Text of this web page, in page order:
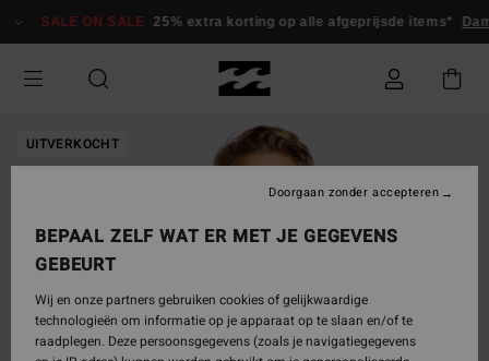
naar
SALE ON SALE 25% extra korting op alle afgeprijsde items*
UITVERKOCHT
BEPAAL ZELF WAT ER MET JE GEGEVENS
GEBEURT
Wij en onze partners gebruiken cookies of gelijkwaardige
technologieën om informatie op je apparaat op te slaan en/of te
raadplegen. Deze persoonsgegevens (zoals je navigatiegegevens
Doorgaan zonder accepteren